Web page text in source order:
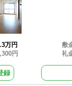
万円
円
敷
礼
録